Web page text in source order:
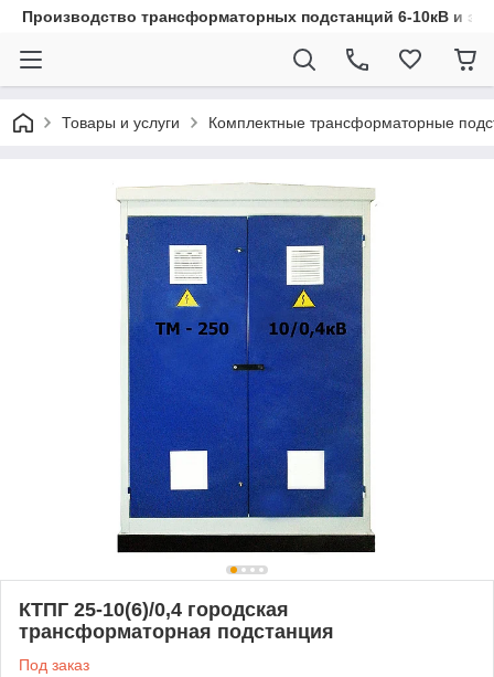
Производство трансформаторных подстанций 6-10кВ и
Товары и услуги Комплектные трансформаторные
КТПГ 25-10(6)/0,4 городская
трансформаторная подстанция
Под заказ